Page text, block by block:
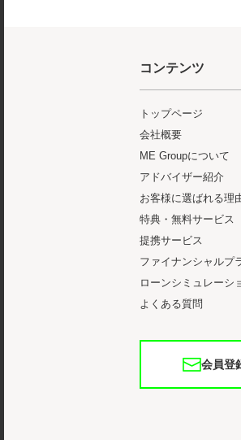
コンテンツ
トップページ
会社概要
ME Groupについて
アドバイザー紹介
お客様に選ばれる理
特典・無料サービス
提携サービス
ファイナンシャルプ
ローンシミュレーシ
よくある質問
会員登